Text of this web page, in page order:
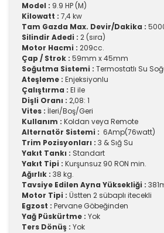
Model : 9.9 HP (M)
Kilowatt : 7,4 kw
Tam Gazda Max. Devir/Dakika :
Silindir Adedi : 2 (sıra)
Motor Hacmi : 209cc.
Çap / Strok : 59mm x 45mm
Soğutma Sistemi : Termostatlı Su
Ateşleme : Enjeksiyonlu
Çalıştırma : El ile
Dişli Oranı : 2,08: 1
Vites : İleri/Boş/Geri
Kullanım : Koldan veya Remote
Alternatör Sistemi : 6Amp(76watt)
Trim Pozisyonları : 3 & Sığ Su
Yakıt Tankı : Standart
Yakıt Tipi : Kurşunsuz 90 RON min.
Ağırlık : 38 kg.
Tavsiye Edilen Ayna Yüksekliği :
Motor Tipi : Üstten 2 sübaplı itecekli
Egzost : Pervane Göbeğinden
Yağ Püskürtme : Yok
Ters Dönüş : Yok